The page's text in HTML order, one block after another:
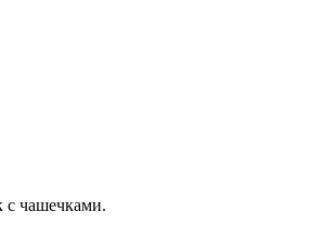
чашечками.